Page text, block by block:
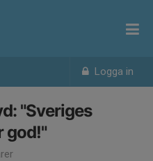
Logga in
"Sveriges
god!"